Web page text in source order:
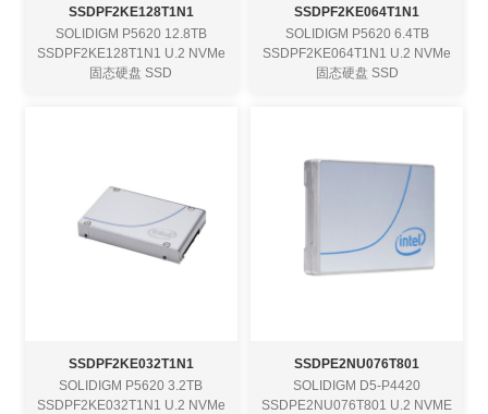
SSDPF2KE128T1N1
SOLIDIGM P5620 12.8TB
SSDPF2KE128T1N1 U.2 NVMe
固态硬盘 SSD
SSDPF2KE064T1N1
SOLIDIGM P5620 6.4TB
SSDPF2KE064T1N1 U.2 NVMe
固态硬盘 SSD
SSDPF2KE032T1N1
SOLIDIGM P5620 3.2TB
SSDPF2KE032T1N1 U.2 NVMe
SSDPE2NU076T801
SOLIDIGM D5-P4420
SSDPE2NU076T801 U.2 NVME